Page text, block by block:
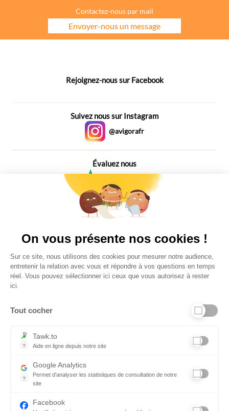
Contactez-nous par mail
Envoyer-nous un message
Rejoignez-nous sur Facebook
Suivez nous sur Instagram
@avigorafr
Évaluez nous
Plus de 650 Avis
FAQ - réponses à vos questions
On vous présente nos cookies !
Sur ce site, nous utilisons des cookies pour mesurer notre audience,
entretenir la relation avec vous et répondre à vos questions en temps
réel. Vous pouvez sélectionner ici ceux que vous autorisez à rester
ici.
Tout cocher
?
Tawk.to
Aide en ligne depuis notre site
?
Google Analytics
Permet d'analyser les statistiques de consultation de notre
site
Facebook